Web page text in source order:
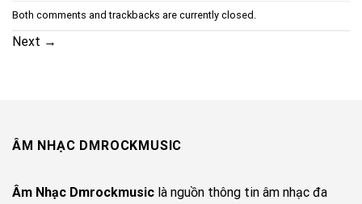
Both comments and trackbacks are currently closed.
Next →
ÂM NHẠC DMROCKMUSIC
Âm Nhạc Dmrockmusic là nguồn thông tin âm nhạc đa